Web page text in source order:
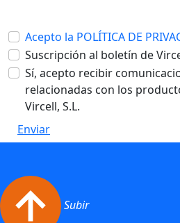
Acepto la POLÍTICA DE
Suscripción al boletín de
Sí, acepto recibir
relacionadas con los
Vircell, S.L.
Enviar
Subir